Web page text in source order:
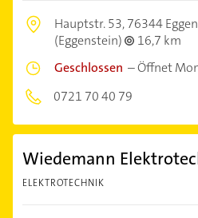
Hauptstr. 53,76344
(Eggenstein)
16,7 km
Geschlossen –Öffnet
0721 70 40 79
Wiedemann
ELEKTROTECHNIK